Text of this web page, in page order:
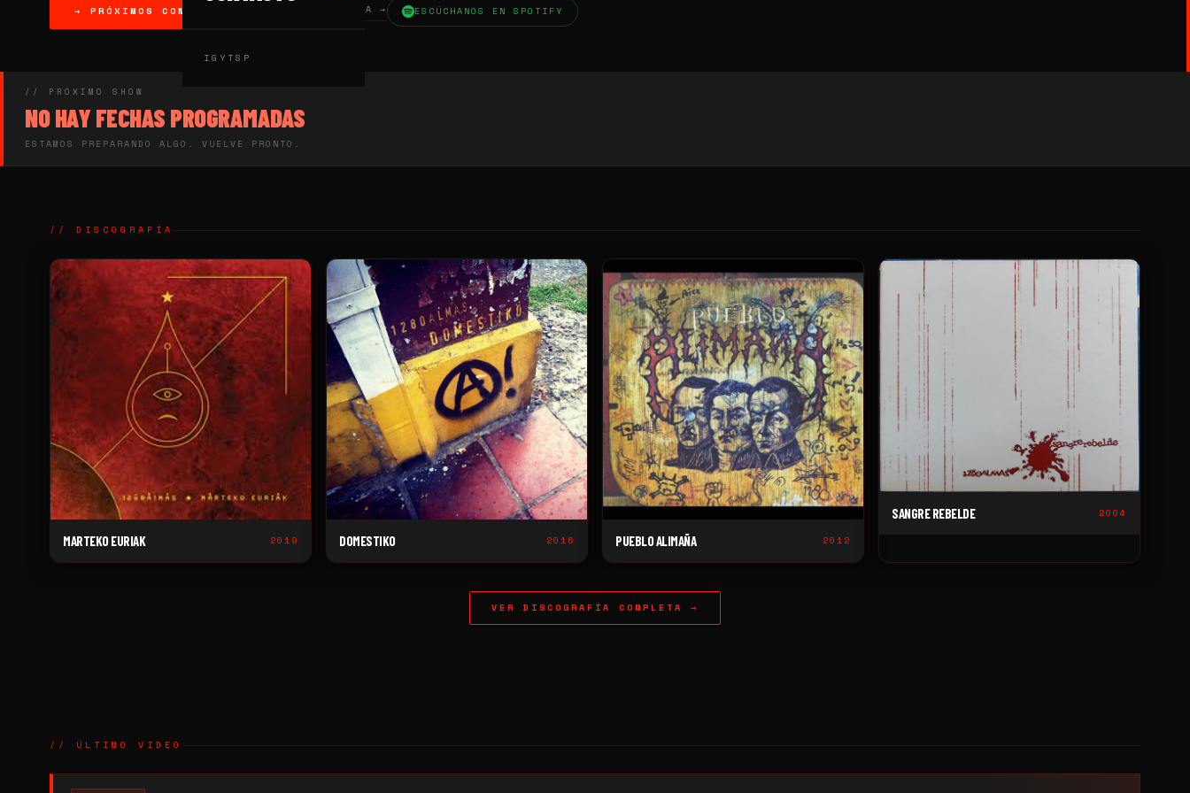
IG YT SP
→ PRÓXIMOS CONCIERTOS VER DISCOGRAFÍA → ESCÚCHANOS EN SPOTIFY
// PRÓXIMO SHOW
NO HAY FECHAS PROGRAMADAS
ESTAMOS PREPARANDO ALGO. VUELVE PRONTO.
// DISCOGRAFÍA
MARTEKO EURIAK 2019 DOMESTIKO 2016 PUEBLO ALIMAÑA 2012
SANGRE REBELDE 2004
VER DISCOGRAFÍA COMPLETA →
// ÚLTIMO VIDEO